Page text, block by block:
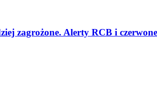
zagrożone. Alerty RCB i